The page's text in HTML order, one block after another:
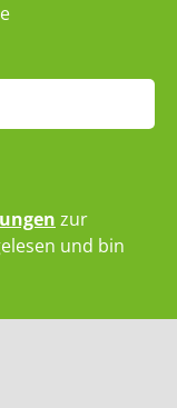
zur
und bin